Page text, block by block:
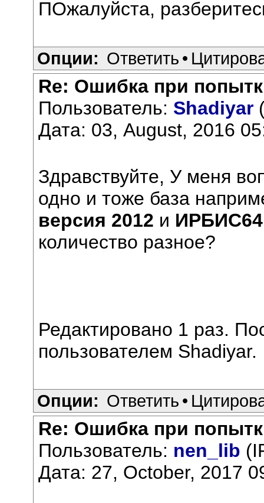
ПОжалуйста,
Опции: Ответить •
Re: Ошибка при
Пользователь: Shadiyar
Дата: 03, August, 2016
Здравствуйте, У меня
одно и тоже база
версия 2012 и ИРБИС64
количество разное?
Редактировано 1 раз.
пользователем Shadiyar.
Опции: Ответить •
Re: Ошибка при
Пользователь: nen_lib
Дата: 27, October, 2017